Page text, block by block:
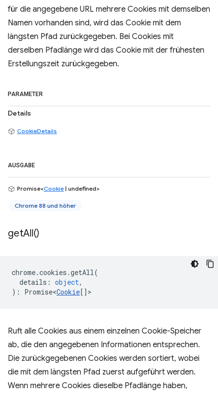
für die angegebene URL mehrere Cookies mit demselben
Namen vorhanden sind, wird das Cookie mit dem
längsten Pfad zurückgegeben. Bei Cookies mit
derselben Pfadlänge wird das Cookie mit der frühesten
Erstellungszeit zurückgegeben.
PARAMETER
Details
CookieDetails
AUSGABE
Promise<Cookie | undefined>
Chrome 88 und höher
getAll()
chrome.cookies .getAll(
details : object,
) : Promise<Cookie[] >
Ruft alle Cookies aus einem einzelnen Cookie-Speicher
ab, die den angegebenen Informationen entsprechen.
Die zurückgegebenen Cookies werden sortiert, wobei
die mit dem längsten Pfad zuerst aufgeführt werden.
Wenn mehrere Cookies dieselbe Pfadlänge haben,